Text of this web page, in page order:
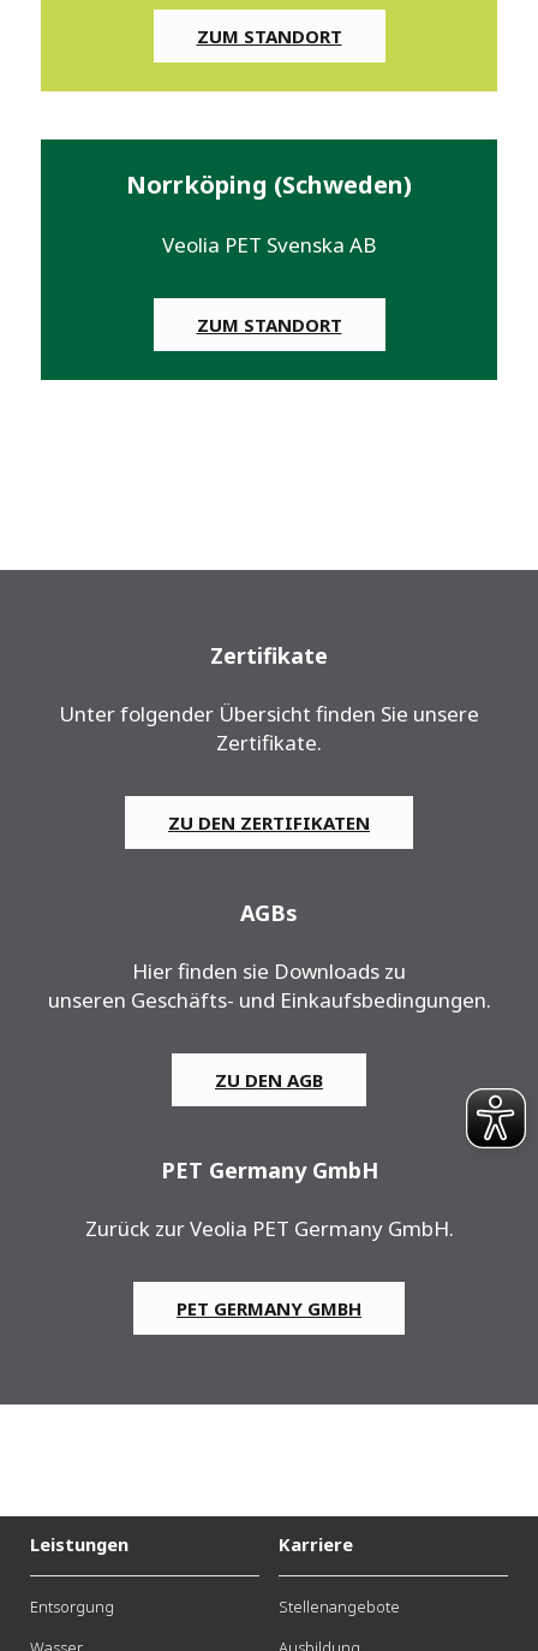
ZUM STANDORT
Norrköping (Schweden)
Veolia PET Svenska AB
ZUM STANDORT
Zertifikate
Unter folgender Übersicht finden Sie unsere
Zertifikate.
ZU DEN ZERTIFIKATEN
AGBs
Hier finden sie Downloads zu
unseren Geschäfts- und Einkaufsbedingungen.
ZU DEN AGB
PET Germany GmbH
Zurück zur Veolia PET Germany GmbH.
PET GERMANY GMBH
Leistungen
Entsorgung
Karriere
Stellenangebote